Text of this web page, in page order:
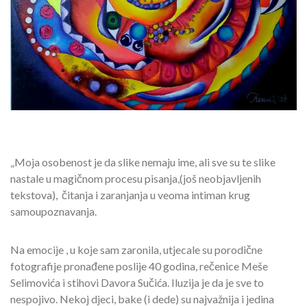
„Moja osobenost je da slike nemaju ime, ali sve su te slike
nastale u magičnom procesu pisanja,(još neobjavljenih
tekstova), čitanja i zaranjanja u veoma intiman krug
samoupoznavanja.
Na emocije , u koje sam zaronila, utjecale su porodične
fotografije pronađene poslije 40 godina, rečenice Meše
Selimovića i stihovi Davora Sučića. Iluzija je da je sve to
nespojivo. Nekoj djeci, bake (i dede) su najvažnija i jedina